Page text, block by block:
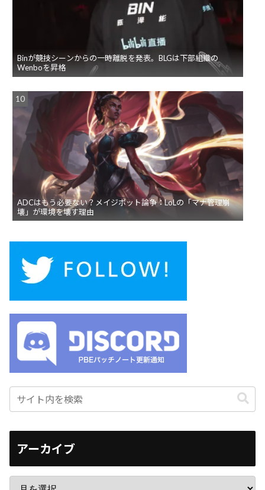
Binが競技シーンからの一時離脱を発表。BLGは下部組織の
Wenboを昇格
ADCはもう必要ない？メイジボット論争：LoLの「マナ管理崩
壊」が環境を壊す理由
アーカイブ